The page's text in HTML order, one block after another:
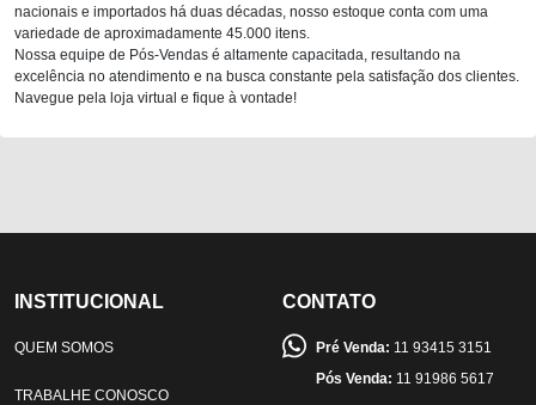
nacionais e importados há duas décadas, nosso estoque conta com uma
variedade de aproximadamente 45.000 itens.
Nossa equipe de Pós-Vendas é altamente capacitada, resultando na
excelência no atendimento e na busca constante pela satisfação dos clientes.
Navegue pela loja virtual e fique à vontade!
INSTITUCIONAL
QUEM SOMOS
TRABALHE CONOSCO
CONTATO
Pré Venda: 11 93415 3151
Pós Venda: 11 91986 5617